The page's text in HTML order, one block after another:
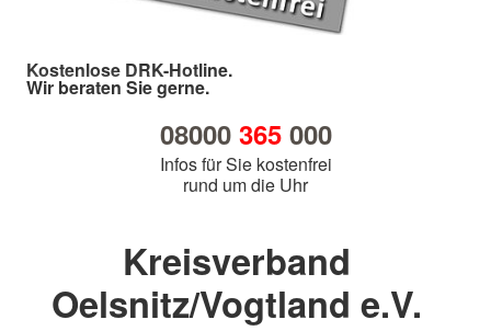
Kostenlose DRK-Hotline.
Wir beraten Sie gerne.
08000 365000
Infos für Sie kostenfrei
rund um die Uhr
Kreisverband
Oelsnitz/Vogtland e.V.